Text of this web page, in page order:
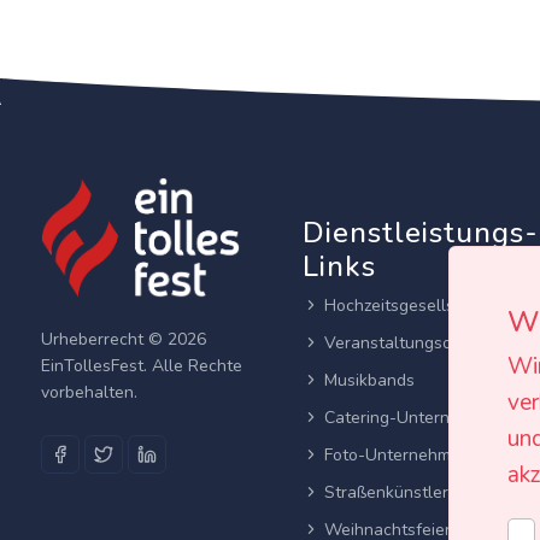
Urheberrecht © 2026
EinTollesFest. Alle Rechte
vorbehalten.
Dienstleistungs-
Links
Hochzeitsgesellschaften
Veranstaltungsortes
Musikbands
Catering-Unternehmen
Foto-Unternehmen
Straßenkünstler
Weihnachtsfeier planen